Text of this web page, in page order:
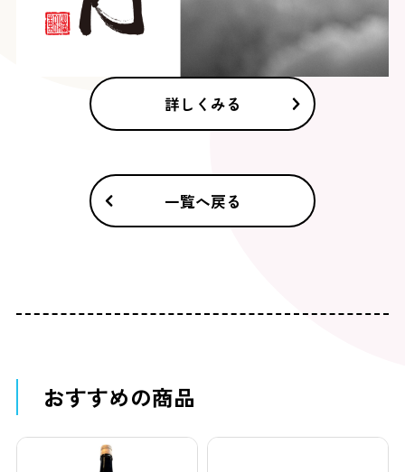
詳しくみる
一覧へ戻る
おすすめの商品